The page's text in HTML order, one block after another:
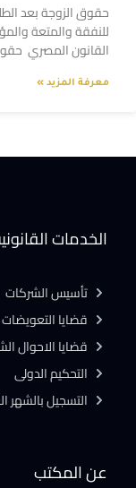
للنفقة والمتعة
القانون المصري
معرفة المزيد »
عن المكتب
الخدمات
تأسيس الشركات
قضايا التعويضات
قضايا الاحوال
التحكيم الدولى
التسجيل بالشهر